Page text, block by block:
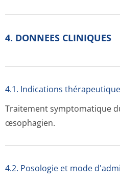
4. DONNEES CLINIQUES
4.1. Indications
Traitement symptomatique
œsophagien.
4.2. Posologie et mode